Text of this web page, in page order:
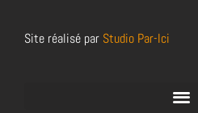
Site réalisé par Studio Par-Ici